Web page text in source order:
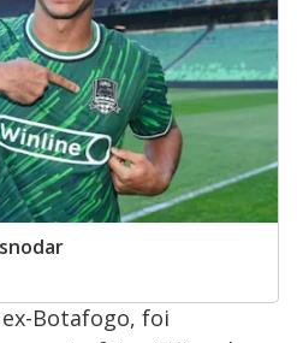
Botafogo, foi